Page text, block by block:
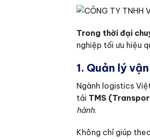
Trong thời đại
nghiệp tối ưu hiệu
1. Quản lý
Ngành logistics
tải TMS
hành.
Không chỉ giúp